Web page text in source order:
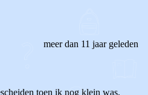
meer dan 11 jaar geleden
toen ik nog klein was.